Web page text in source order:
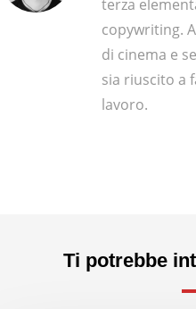
terza
copywriting.
di cinema e
sia riuscito a
lavoro.
Ti potrebbe